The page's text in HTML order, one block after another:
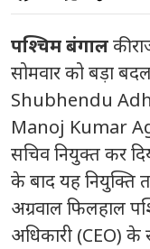
पश्चिम बंगालकी
सोमवार को बड़ा
Shubhendu
Manoj Kumar
सचिव नियुक्त कर
के बाद यह नियुक्ति
अग्रवाल फिलहाल
अधिकारी (CEO)